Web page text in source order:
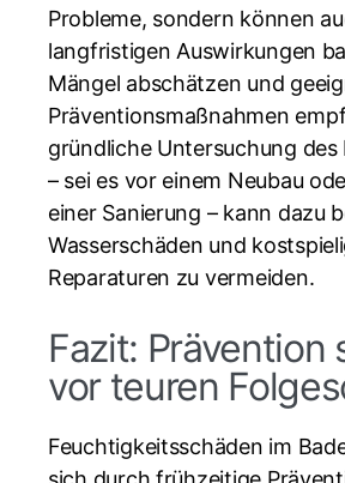
Probleme, sondern können
langfristigen Auswirkungen
Mängel abschätzen und
Präventionsmaßnahmen
gründliche Untersuchung des
– sei es vor einem Neubau
einer Sanierung – kann dazu
Wasserschäden und
Reparaturen zu vermeiden.
Fazit: Prävention
vor teuren
Feuchtigkeitsschäden im